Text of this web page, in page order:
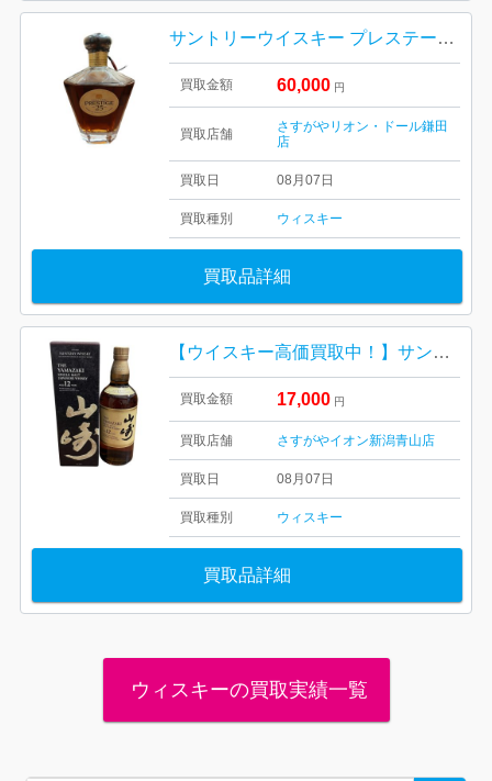
サントリーウイスキー プレステージ 25年
買取金額 60,000 円
買取店舗
さすがやリオン・ドール鎌田
店
買取日 08月07日
買取種別 ウィスキー
買取品詳細
【ウイスキー高価買取中！】サントリー 山崎12年 箱あり
買取金額 17,000 円
買取店舗 さすがやイオン新潟青山店
買取日 08月07日
買取種別 ウィスキー
買取品詳細
ウィスキーの買取実績一覧